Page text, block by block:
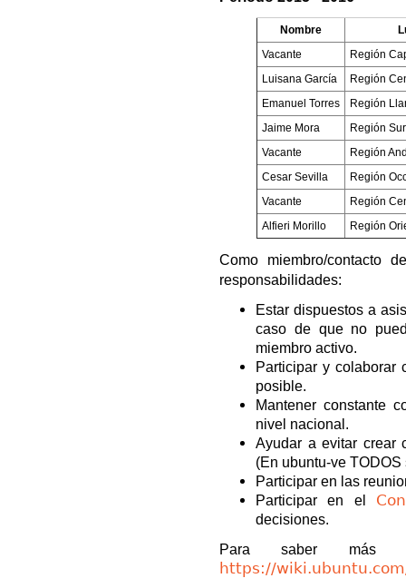
Nombre
Vacante
Región
Luisana García
Región
Emanuel Torres
Región
Jaime Mora
Región Sur
Vacante
Región
Cesar Sevilla
Región
Vacante
Región
Alfieri Morillo
Región
Como miembro/contacto
responsabilidades:
Estar dispuestos a
caso de que no
miembro activo.
Participar y colaborar
posible.
Mantener constante
nivel nacional.
Ayudar a evitar crear
(En ubuntu-ve
Participar en las
Participar en el
decisiones.
Para saber más
https://